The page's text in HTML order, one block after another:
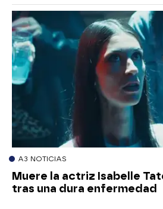
A3 NOTICIAS
Muere la actriz Isabelle
tras una dura enfermedad